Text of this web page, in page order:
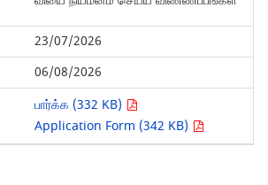
23/07/2026
06/08/2026
பார்க்க (332 KB)
Application Form (342 KB)